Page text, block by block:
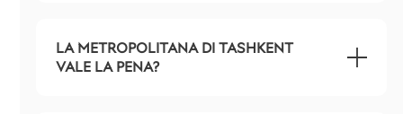
LA METROPOLITANA DI TASHKENT
VALE LA PENA?